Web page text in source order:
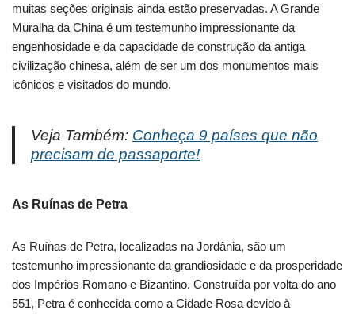
muitas seções originais ainda estão preservadas. A Grande
Muralha da China é um testemunho impressionante da
engenhosidade e da capacidade de construção da antiga
civilização chinesa, além de ser um dos monumentos mais
icônicos e visitados do mundo.
Veja Também: Conheça 9 países que não
precisam de passaporte!
As Ruínas de Petra
As Ruínas de Petra, localizadas na Jordânia, são um
testemunho impressionante da grandiosidade e da prosperidade
dos Impérios Romano e Bizantino. Construída por volta do ano
551, Petra é conhecida como a Cidade Rosa devido à